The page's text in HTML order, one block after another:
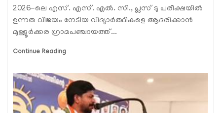
2026-ലെ എസ്. എസ്. എൽ. സി., പ്ലസ് ടു പരീക്ഷയിൽ
ഉന്നത വിജയം നേടിയ വിദ്യാർത്ഥികളെ ആദരിക്കാൻ
മുള്ളൂർക്കര ഗ്രാമപഞ്ചായത്ത്...
Continue Reading